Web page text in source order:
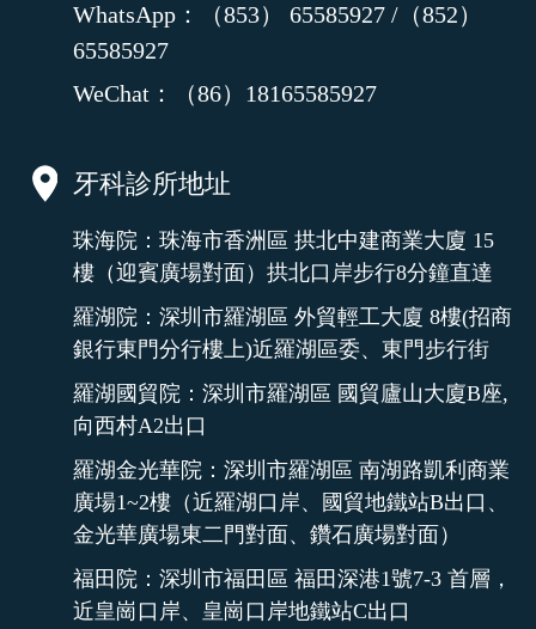
WhatsApp：（853） 65585927 /（852）
65585927
WeChat：（86）18165585927
牙科診所地址
珠海院：珠海市香洲區 拱北中建商業大廈 15
樓（迎賓廣場對面）拱北口岸步行8分鐘直達
羅湖院：深圳市羅湖區 外貿輕工大廈 8樓(招商
銀行東門分行樓上)近羅湖區委、東門步行街
羅湖國貿院：深圳市羅湖區 國貿廬山大廈B座,
向西村A2出口
羅湖金光華院：深圳市羅湖區 南湖路凱利商業
廣場1~2樓（近羅湖口岸、國貿地鐵站B出口、
金光華廣場東二門對面、鑽石廣場對面）
福田院：深圳市福田區 福田深港1號7-3 首層，
近皇崗口岸、皇崗口岸地鐵站C出口